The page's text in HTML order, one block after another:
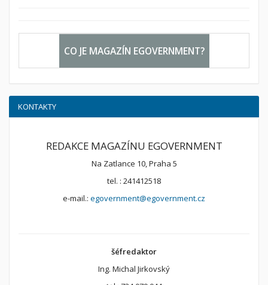
CO JE MAGAZÍN EGOVERNMENT?
KONTAKTY
REDAKCE MAGAZÍNU EGOVERNMENT
Na Zatlance 10, Praha 5
tel. : 241412518
e-mail.: egovernment@egovernment.cz
šéfredaktor
Ing. Michal Jirkovský